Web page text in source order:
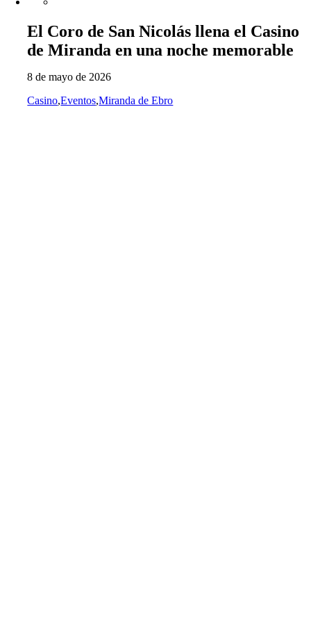
El Coro de San Nicolás llena el Casino
de Miranda en una noche memorable
8 de mayo de 2026
Casino,Eventos,Miranda de Ebro